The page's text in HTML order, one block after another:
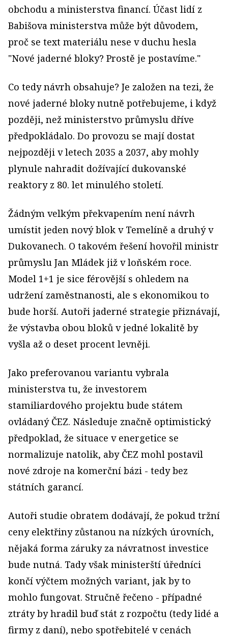
obchodu a ministerstva financí. Účast lidí z
Babišova ministerstva může být důvodem,
proč se text materiálu nese v duchu hesla
"Nové jaderné bloky? Prostě je postavíme."
Co tedy návrh obsahuje? Je založen na tezi, že
nové jaderné bloky nutně potřebujeme, i když
později, než ministerstvo průmyslu dříve
předpokládalo. Do provozu se mají dostat
nejpozději v letech 2035 a 2037, aby mohly
plynule nahradit dožívající dukovanské
reaktory z 80. let minulého století.
Žádným velkým překvapením není návrh
umístit jeden nový blok v Temelíně a druhý v
Dukovanech. O takovém řešení hovořil ministr
průmyslu Jan Mládek již v loňském roce.
Model 1+1 je sice férovější s ohledem na
udržení zaměstnanosti, ale s ekonomikou to
bude horší. Autoři jaderné strategie přiznávají,
že výstavba obou bloků v jedné lokalitě by
vyšla až o deset procent levněji.
Jako preferovanou variantu vybrala
ministerstva tu, že investorem
stamiliardového projektu bude státem
ovládaný ČEZ. Následuje značně optimistický
předpoklad, že situace v energetice se
normalizuje natolik, aby ČEZ mohl postavil
nové zdroje na komerční bázi - tedy bez
státních garancí.
Autoři studie obratem dodávají, že pokud tržní
ceny elektřiny zůstanou na nízkých úrovních,
nějaká forma záruky za návratnost investice
bude nutná. Tady však ministerští úředníci
končí výčtem možných variant, jak by to
mohlo fungovat. Stručně řečeno - případné
ztráty by hradil buď stát z rozpočtu (tedy lidé a
firmy z daní), nebo spotřebitelé v cenách